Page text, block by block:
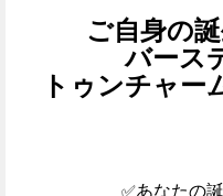
ご自身の
バース
トゥンチャー
✅あなたの